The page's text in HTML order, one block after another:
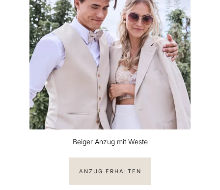
Beiger Anzug mit Weste
ANZUG ERHALTEN